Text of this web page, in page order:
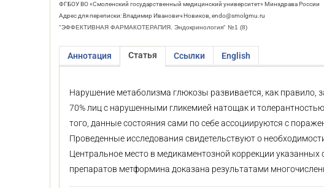
ФГБОУ ВО «Смоленский государственный медицинский университет» Минздрава России
Адрес для переписки: Владимир Иванович Новиков, endo@smolgmu.ru
"ЭФФЕКТИВНАЯ ФАРМАКОТЕРАПИЯ. Эндокринология" №1 (8)
Аннотация Статья Ссылки English
Нарушение метаболизма глюкозы развивается, как правило,
70% лиц с нарушенными гликемией натощак и
того, данные состояния сами по себе ассоциируются с
Проведенные исследования свидетельствуют о
Центральное место в медикаментозной коррекции
препаратов метформина доказана результатами